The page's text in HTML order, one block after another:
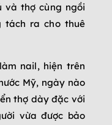
và thợ cùng ngồi
tách ra cho thuê
nail, hiện trên
Mỹ, ngày nào
thợ dày đặc với
vừa được bảo